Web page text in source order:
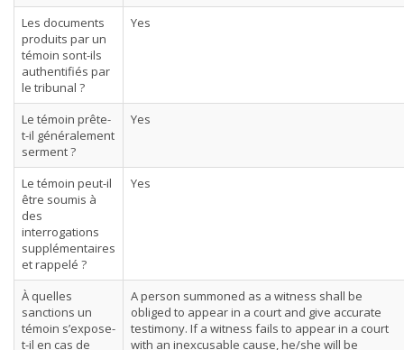
Les documents
produits par un
témoin sont-ils
authentifiés par
le tribunal ?
Yes
Le témoin prête-
t-il généralement
serment ?
Yes
Le témoin peut-il
être soumis à
des
interrogations
supplémentaires
et rappelé ?
Yes
À quelles
sanctions un
témoin s’expose-
t-il en cas de
A person summoned as a witness shall be
obliged to appear in a court and give accurate
testimony. If a witness fails to appear in a court
with an inexcusable cause, he/she will be